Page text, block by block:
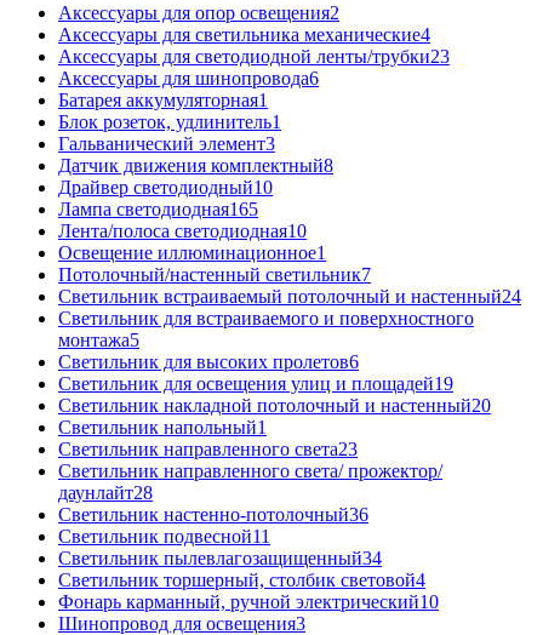
Аксессуары для опор освещения2
Аксессуары для светильника механические4
Аксессуары для светодиодной ленты/трубки23
Аксессуары для шинопровода6
Батарея аккумуляторная1
Блок розеток, удлинитель1
Гальванический элемент3
Датчик движения комплектный8
Драйвер светодиодный10
Лампа светодиодная165
Лента/полоса светодиодная10
Освещение иллюминационное1
Потолочный/настенный светильник7
Светильник встраиваемый потолочный и настенный24
Светильник для встраиваемого и поверхностного
монтажа5
Светильник для высоких пролетов6
Светильник для освещения улиц и площадей19
Светильник накладной потолочный и настенный20
Светильник напольный1
Светильник направленного света23
Светильник направленного света/ прожектор/
даунлайт28
Светильник настенно-потолочный36
Светильник подвесной11
Светильник пылевлагозащищенный34
Светильник торшерный, столбик световой4
Фонарь карманный, ручной электрический10
Шинопровод для освещения3